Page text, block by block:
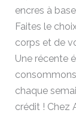
encres à base
Faites le
corps et de
Une récente
chaque
crédit ! Chez